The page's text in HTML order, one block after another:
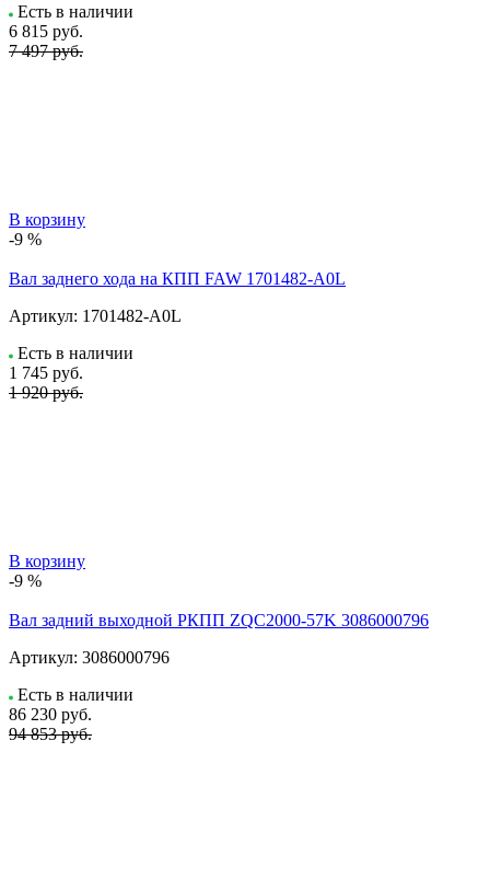
Есть в наличии
6 815 руб.
7 497 руб.
В корзину
-9 %
Вал заднего хода на КПП FAW 1701482-A0L
Артикул: 1701482-A0L
Есть в наличии
1 745 руб.
1 920 руб.
В корзину
-9 %
Вал задний выходной РКПП ZQC2000-57K 3086000796
Артикул: 3086000796
Есть в наличии
86 230 руб.
94 853 руб.